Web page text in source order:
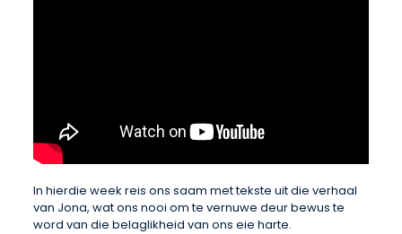
In hierdie week reis ons saam met tekste uit die verhaal
van Jona, wat ons nooi om te vernuwe deur bewus te
word van die belaglikheid van ons eie harte.